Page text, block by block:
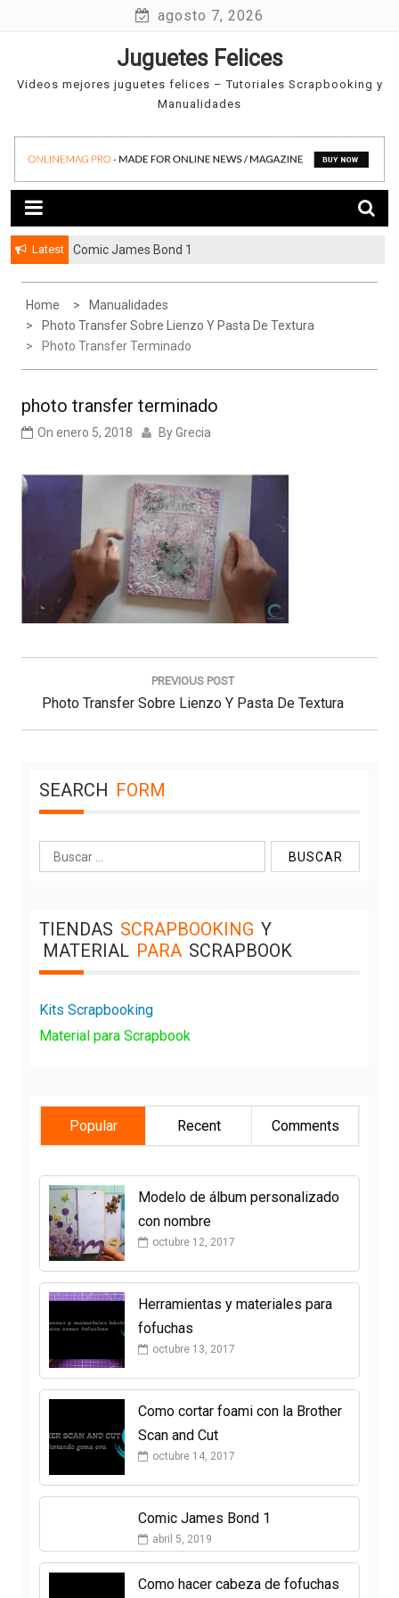
agosto 7, 2026
Juguetes Felices
Videos mejores juguetes felices – Tutoriales Scrapbooking y
Manualidades
Latest Comic James Bond 1
Home
Manualidades
Photo Transfer Sobre Lienzo Y Pasta De Textura
Photo Transfer Terminado
photo transfer terminado
On enero 5, 2018 ByGrecia
Navegación
PREVIOUS POST
Previous
Post:
Photo Transfer Sobre Lienzo Y Pasta De Textura
SEARCH FORM
Buscar:
TIENDAS SCRAPBOOKING Y
MATERIAL PARA SCRAPBOOK
Kits Scrapbooking
Material para Scrapbook
Popular Recent Comments
Modelo de álbum personalizado
con nombre
octubre 12, 2017
Herramientas y materiales para
fofuchas
octubre 13, 2017
Como cortar foami con la Brother
Scan and Cut
octubre 14, 2017
Comic James Bond 1
abril 5, 2019
Como hacer cabeza de fofuchas